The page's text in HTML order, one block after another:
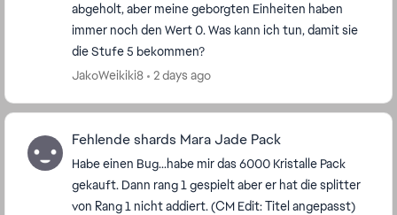
abgeholt, aber meine geborgten Einheiten haben
immer noch den Wert 0. Was kann ich tun, damit sie
die Stufe 5 bekommen?
JakoWeikiki8
2 days ago
Fehlende shards Mara Jade Pack
Habe einen Bug...habe mir das 6000 Kristalle Pack
gekauft. Dann rang 1 gespielt aber er hat die splitter
von Rang 1 nicht addiert. (CM Edit: Titel angepasst)